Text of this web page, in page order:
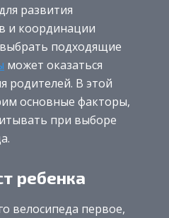
развития
и координации
подходящие
может оказаться
родителей. В этой
основные факторы,
при выборе
ребенка
велосипеда первое,